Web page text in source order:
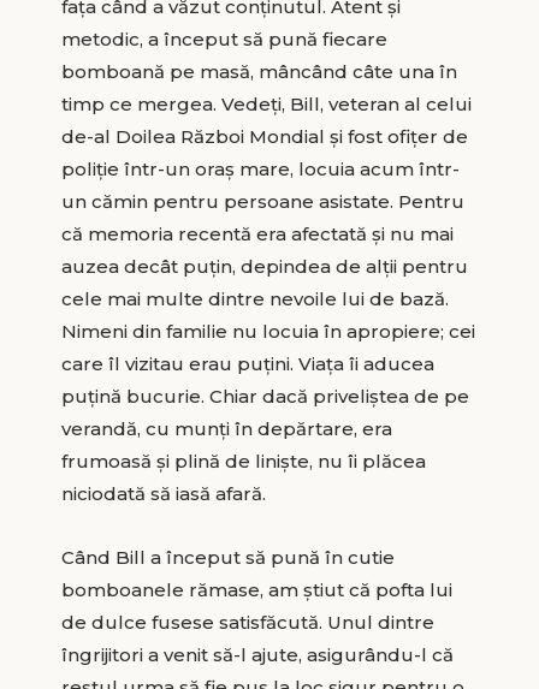
fața când a văzut conținutul. Atent și
metodic, a început să pună fiecare
bomboană pe masă, mâncând câte una în
timp ce mergea. Vedeți, Bill, veteran al celui
de-al Doilea Război Mondial și fost ofițer de
poliție într-un oraș mare, locuia acum într-
un cămin pentru persoane asistate. Pentru
că memoria recentă era afectată și nu mai
auzea decât puțin, depindea de alții pentru
cele mai multe dintre nevoile lui de bază.
Nimeni din familie nu locuia în apropiere; cei
care îl vizitau erau puțini. Viața îi aducea
puțină bucurie. Chiar dacă priveliștea de pe
verandă, cu munți în depărtare, era
frumoasă și plină de liniște, nu îi plăcea
niciodată să iasă afară.
Când Bill a început să pună în cutie
bomboanele rămase, am știut că pofta lui
de dulce fusese satisfăcută. Unul dintre
îngrijitori a venit să-l ajute, asigurându-l că